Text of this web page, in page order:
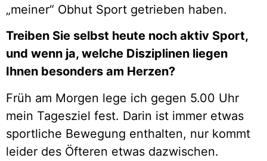
„meiner“ Obhut Sport getrieben haben.
Treiben Sie selbst heute noch aktiv Sport,
und wenn ja, welche Disziplinen liegen
Ihnen besonders am Herzen?
Früh am Morgen lege ich gegen 5.00 Uhr
mein Tagesziel fest. Darin ist immer etwas
sportliche Bewegung enthalten, nur kommt
leider des Öfteren etwas dazwischen.